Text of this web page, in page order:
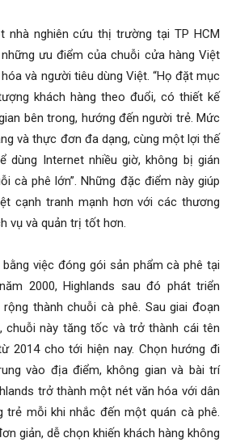
nhà nghiên cứu thị trường tại TP HCM
ưu điểm của chuỗi cửa hàng Việt
và người tiêu dùng Việt. “Họ đặt mục
khách hàng theo đuổi, có thiết kế
bên trong, hướng đến người trẻ. Mức
và thực đơn đa dạng, cùng một lợi thế
dùng Internet nhiều giờ, không bị gián
cà phê lớn”. Những đặc điểm này giúp
cạnh tranh mạnh hơn với các thương
vụ và quản trị tốt hơn.
bằng việc đóng gói sản phẩm cà phê tại
2000, Highlands sau đó phát triển
thành chuỗi cà phê. Sau giai đoạn
chuỗi này tăng tốc và trở thành cái tên
2014 cho tới hiện nay. Chọn hướng đi
vào địa điểm, không gian và bài trí
trở thành một nét văn hóa với dân
trẻ mỗi khi nhắc đến một quán cà phê.
giản, dễ chọn khiến khách hàng không